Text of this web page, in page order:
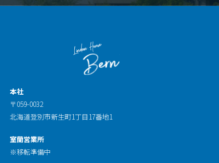
本社
〒059-0032
北海道登別市新生町1丁目17番地1
室蘭営業所
※移転準備中